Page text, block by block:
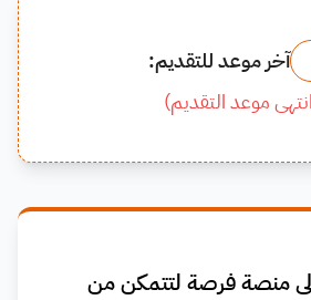
آخر موعد للتقديم:
انتهى موعد التقديم)
منصة فرصة لتتمكن من